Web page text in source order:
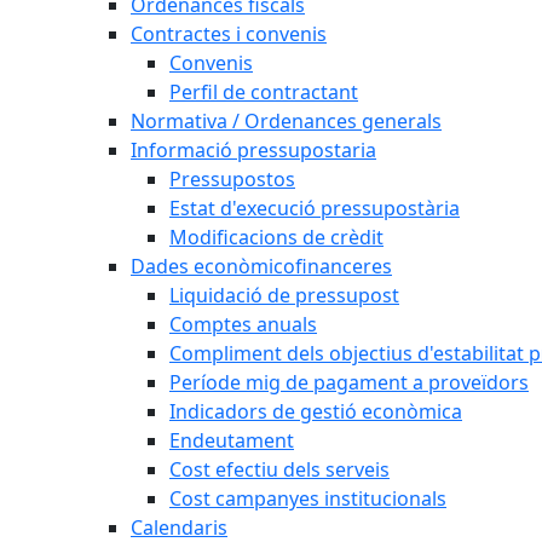
Contractes i convenis
Convenis
Perfil de contractant
Normativa / Ordenances generals
Informació pressupostaria
Pressupostos
Estat d'execució pressupostària
Modificacions de crèdit
Dades econòmicofinanceres
Liquidació de pressupost
Comptes anuals
Compliment dels objectius d'estabilitat
Període mig de pagament a proveïdors
Indicadors de gestió econòmica
Endeutament
Cost efectiu dels serveis
Cost campanyes institucionals
Calendaris